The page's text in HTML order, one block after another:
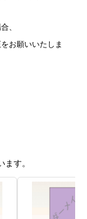
、
お願いいたしま
す。